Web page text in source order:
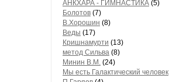
АНКХАРА - ГИМНАСТИКА (5)
Болотов (7)
В.Хорошин (8)
Веды (17)
Кришнамурти (13)
метод Сильва (8)
Минин В.М. (24)
Мы есть Галактический человек